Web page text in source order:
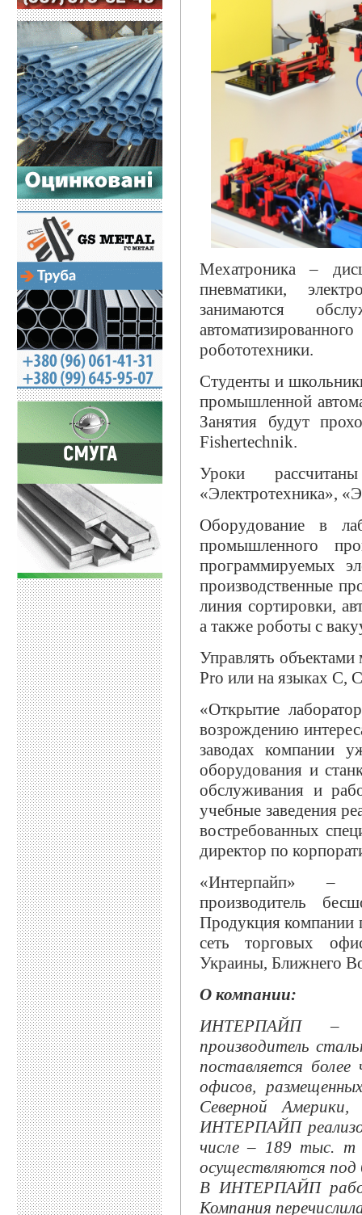
Мехатроника –
пневматики,
занимаются
робототехники.
Студенты и
промышленной
Занятия будут
Fishertechnik.
Уроки
«Электротехника»,
Оборудование в
промышленного
программируемых
производственные
линия сортировки,
а также роботы с
Управлять
Pro или на языках С,
«Открытие
возрождению
заводах компании
оборудования и
обслуживания и
учебные заведения
востребованных
директор по
«Интерпайп» –
производитель
Продукция компании
сеть торговых
Украины, Ближнего
О компании:
ИНТЕРПАЙП –
производитель
поставляется
офисов,
Северной
ИНТЕРПАЙП
числе – 189 тыс.
осуществляются под
В ИНТЕРПАЙП
Компания